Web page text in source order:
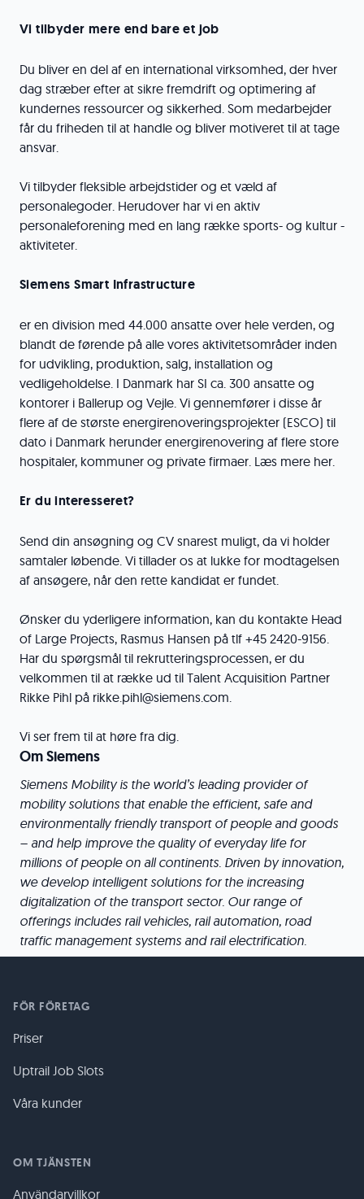
Vi tilbyder mere end bare et job
Du bliver en del af en international virksomhed, der hver
dag stræber efter at sikre fremdrift og optimering af
kundernes ressourcer og sikkerhed. Som medarbejder
får du friheden til at handle og bliver motiveret til at tage
ansvar.
Vi tilbyder fleksible arbejdstider og et væld af
personalegoder. Herudover har vi en aktiv
personaleforening med en lang række sports- og kultur -
aktiviteter.
Siemens Smart Infrastructure
er en division med 44.000 ansatte over hele verden, og
blandt de førende på alle vores aktivitetsområder inden
for udvikling, produktion, salg, installation og
vedligeholdelse. I Danmark har SI ca. 300 ansatte og
kontorer i Ballerup og Vejle. Vi gennemfører i disse år
flere af de største energirenoveringsprojekter (ESCO) til
dato i Danmark herunder energirenovering af flere store
hospitaler, kommuner og private firmaer. Læs mere her.
Er du interesseret?
Send din ansøgning og CV snarest muligt, da vi holder
samtaler løbende. Vi tillader os at lukke for modtagelsen
af ansøgere, når den rette kandidat er fundet.
Ønsker du yderligere information, kan du kontakte Head
of Large Projects, Rasmus Hansen på tlf +45 2420-9156.
Har du spørgsmål til rekrutteringsprocessen, er du
velkommen til at række ud til Talent Acquisition Partner
Rikke Pihl på rikke.pihl@siemens.com.
Vi ser frem til at høre fra dig.
Om Siemens
Siemens Mobility is the world’s leading provider of
mobility solutions that enable the efficient, safe and
environmentally friendly transport of people and goods
– and help improve the quality of everyday life for
millions of people on all continents. Driven by innovation,
we develop intelligent solutions for the increasing
digitalization of the transport sector. Our range of
offerings includes rail vehicles, rail automation, road
traffic management systems and rail electrification.
FÖR FÖRETAG
Priser
Uptrail Job Slots
Våra kunder
OM TJÄNSTEN
Användarvillkor